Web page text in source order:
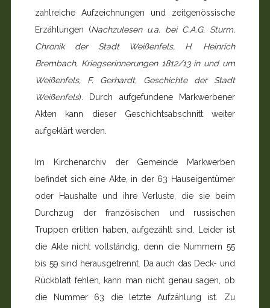
zahlreiche Aufzeichnungen und zeitgenössische
Erzählungen (Nachzulesen u.a. bei C.A.G. Sturm,
Chronik der Stadt Weißenfels, H. Heinrich
Brembach, Kriegserinnerungen 1812/13 in und um
Weißenfels, F. Gerhardt, Geschichte der Stadt
Weißenfels). Durch aufgefundene Markwerbener
Akten kann dieser Geschichtsabschnitt weiter
aufgeklärt werden.
Im Kirchenarchiv der Gemeinde Markwerben
befindet sich eine Akte, in der 63 Hauseigentümer
oder Haushalte und ihre Verluste, die sie beim
Durchzug der französischen und russischen
Truppen erlitten haben, aufgezählt sind. Leider ist
die Akte nicht vollständig, denn die Nummern 55
bis 59 sind herausgetrennt. Da auch das Deck- und
Rückblatt feh­len, kann man nicht genau sagen, ob
die Nummer 63 die letzte Aufzählung ist. Zu